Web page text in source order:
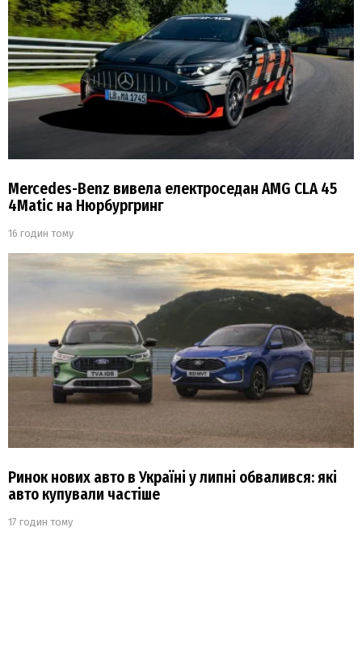
Mercedes-Benz вивела електроседан AMG CLA 45
4Matic на Нюрбургринг
16 годин тому
Ринок нових авто в Україні у липні обвалився: які
авто купували частіше
17 годин тому